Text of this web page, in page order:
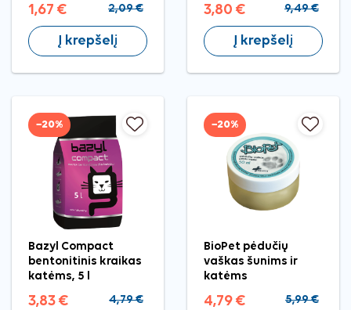
1,67 € 2,09 €
Į krepšelį
3,80 € 9,49 €
Į krepšelį
−20%
Bazyl Compact
bentonitinis kraikas
katėms, 5 l
3,83 € 4,79 €
−20%
BioPet pėdučių
vaškas šunims ir
katėms
4,79 € 5,99 €